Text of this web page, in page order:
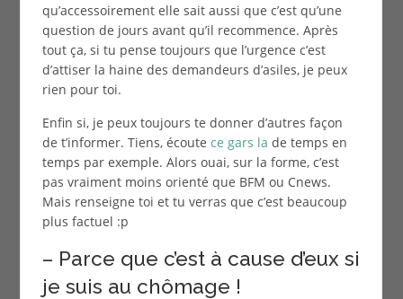
qu’accessoirement elle sait aussi que c’est qu’une
question de jours avant qu’il recommence. Après
tout ça, si tu pense toujours que l’urgence c’est
d’attiser la haine des demandeurs d’asiles, je peux
rien pour toi.
Enfin si, je peux toujours te donner d’autres façon
de t’informer. Tiens, écoute ce gars la de temps en
temps par exemple. Alors ouai, sur la forme, c’est
pas vraiment moins orienté que BFM ou Cnews.
Mais renseigne toi et tu verras que c’est beaucoup
plus factuel :p
– Parce que c’est à cause d’eux si
je suis au chômage !